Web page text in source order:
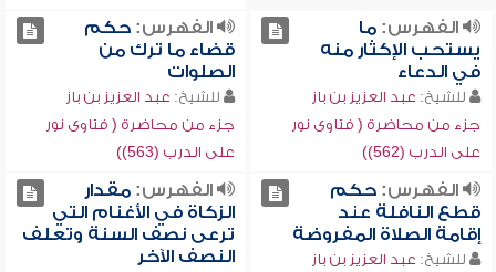
الفهرس:ما
يستحب الإكثار منه
في الدعاء
للشيخ: عبد العزيز بن باز
جزء من محاضرة ( فتاوى نور
على الدرب (562))
الفهرس:حكم
قضاء ما ترك من
الصلوات
للشيخ: عبد العزيز بن باز
جزء من محاضرة ( فتاوى نور
على الدرب (563))
الفهرس:حكم
قطع النافلة عند
إقامة الصلاة المفروضة
للشيخ: عبد العزيز بن باز
الفهرس:مقدار
الزكاة في الأغنام التي
ترعى نصف السنة وتعلف
النصف الآخر